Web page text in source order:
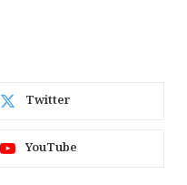
Twitter
YouTube